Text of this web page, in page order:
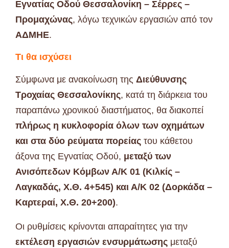
Εγνατίας Οδού Θεσσαλονίκη – Σέρρες –
Προμαχώνας, λόγω τεχνικών εργασιών από τον
ΑΔΜΗΕ.
Τι θα ισχύσει
Σύμφωνα με ανακοίνωση της Διεύθυνσης
Τροχαίας Θεσσαλονίκης, κατά τη διάρκεια του
παραπάνω χρονικού διαστήματος, θα διακοπεί
πλήρως η κυκλοφορία όλων των οχημάτων
και στα δύο ρεύματα πορείας του κάθετου
άξονα της Εγνατίας Οδού, μεταξύ των
Ανισόπεδων Κόμβων Α/Κ 01 (Κιλκίς –
Λαγκαδάς, Χ.Θ. 4+545) και Α/Κ 02 (Δορκάδα –
Καρτεραί, Χ.Θ. 20+200).
Οι ρυθμίσεις κρίνονται απαραίτητες για την
εκτέλεση εργασιών ενσυρμάτωσης μεταξύ